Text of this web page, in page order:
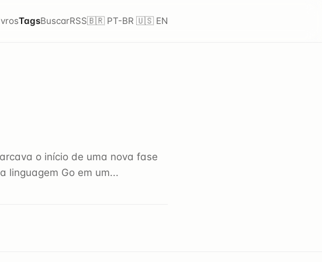
TagsBuscarRSS🇧🇷 PT-BR 🇺🇸 EN
o início de uma nova fase
linguagem Go em um...